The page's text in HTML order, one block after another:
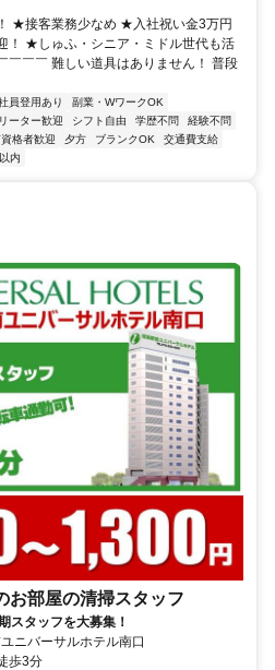
★接客業務少なめ ★入社祝い金3万円
！ ★しゅふ・シニア・ミドル世代も活
￣￣￣ 難しい道具はありません！ 普段
員登用あり
副業・WワークOK
ーター歓迎 シフト自由 学歴不問
経験不問
格者歓迎 夕方 ブランクOK
交通費支給
内
部屋の清掃スタッフ
タッフを大募集！
ニバーサルホテル南口
歩3分